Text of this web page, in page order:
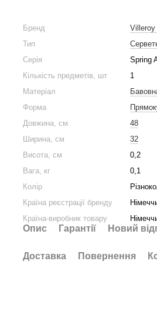
Бренд
Тип
Серія
Spring
Кількість предметів, шт
1
Матеріал
Форма
Довжина, см
48
Ширина, см
32
Висота, см
0,2
Вага, кг
0,1
Колір
Країна реєстрації бренду
Країна-виробник товару
Опис Гарантії Новий
Доставка Повернення